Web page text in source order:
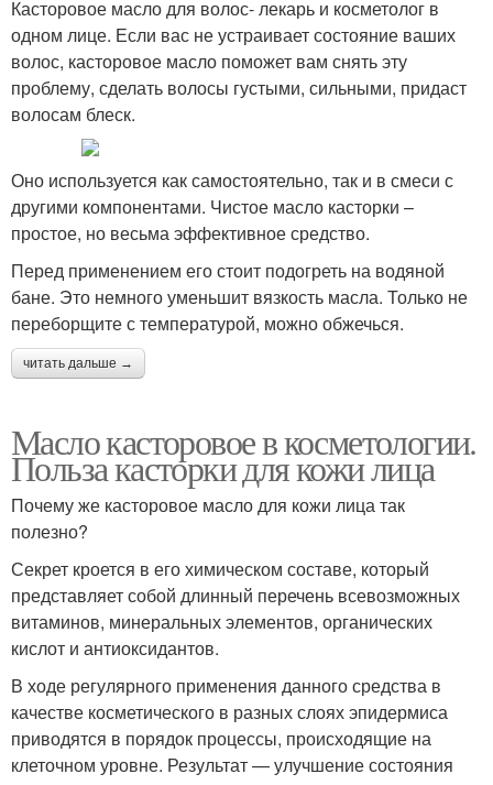
Касторовое масло для волос- лекарь и косметолог в
одном лице. Если вас не устраивает состояние ваших
волос, касторовое масло поможет вам снять эту
проблему, сделать волосы густыми, сильными, придаст
волосам блеск.
Оно используется как самостоятельно, так и в смеси с
другими компонентами. Чистое масло касторки –
простое, но весьма эффективное средство.
Перед применением его стоит подогреть на водяной
бане. Это немного уменьшит вязкость масла. Только не
переборщите с температурой, можно обжечься.
читать дальше →
Масло касторовое в косметологии.
Польза касторки для кожи лица
Почему же касторовое масло для кожи лица так
полезно?
Секрет кроется в его химическом составе, который
представляет собой длинный перечень всевозможных
витаминов, минеральных элементов, органических
кислот и антиоксидантов.
В ходе регулярного применения данного средства в
качестве косметического в разных слоях эпидермиса
приводятся в порядок процессы, происходящие на
клеточном уровне. Результат — улучшение состояния